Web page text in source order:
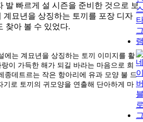
발 빠르게 설 시즌을 준비한 것으로 보
묘년을 상징하는 토끼를 포장 디자
찾아 볼 수 있었다.
에는 계묘년을 상징하는 토끼 이미지를 활
이 가득한 해가 되길 바라는 마음으로 희
종데트르는 작은 항아리에 유과 모양 불 드
로 토끼의 귀모양을 연출해 단아하게 마